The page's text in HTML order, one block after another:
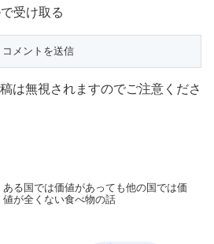
受け取る
は無視されますのでご注意くださ
ある国では価値があっても他の国では価
値が全くない食べ物の話